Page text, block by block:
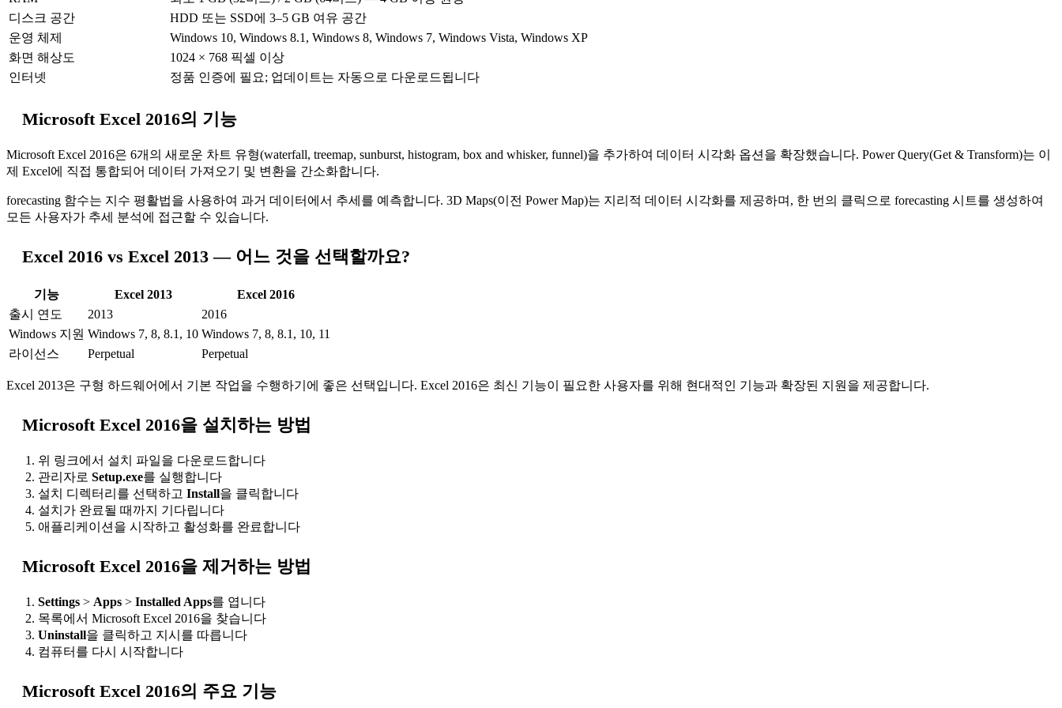
디스크 공간
HDD 또는 SSD에 3–5 GB 여유 공간
운영 체제
Windows 10, Windows 8.1, Windows 8, Windows 7, Windows Vista, Windows XP
화면 해상도
1024 × 768 픽셀 이상
인터넷
정품 인증에 필요; 업데이트는 자동으로 다운로드됩니다
Microsoft Excel 2016의 기능
Microsoft Excel 2016은 6개의 새로운 차트 유형(waterfall, treemap, sunburst, histogram, box and whisker, funnel)을 추가하여 데이터 시각화 옵션을 확장했습니다. Power Query(Get & Transform)는 이
제 Excel에 직접 통합되어 데이터 가져오기 및 변환을 간소화합니다.
forecasting 함수는 지수 평활법을 사용하여 과거 데이터에서 추세를 예측합니다. 3D Maps(이전 Power Map)는 지리적 데이터 시각화를 제공하며, 한 번의 클릭으로 forecasting 시트를 생성하여
모든 사용자가 추세 분석에 접근할 수 있습니다.
Excel 2016 vs Excel 2013 — 어느 것을 선택할까요?
기능 Excel 2013
Excel 2016
출시 연도
2013
2016
Windows 지원 Windows 7, 8, 8.1, 10 Windows 7, 8, 8.1, 10, 11
라이선스
Perpetual Perpetual
Excel 2013은 구형 하드웨어에서 기본 작업을 수행하기에 좋은 선택입니다. Excel 2016은 최신 기능이 필요한 사용자를 위해 현대적인 기능과 확장된 지원을 제공합니다.
Microsoft Excel 2016을 설치하는 방법
위 링크에서 설치 파일을 다운로드합니다
관리자로 Setup.exe를 실행합니다
설치 디렉터리를 선택하고 Install을 클릭합니다
설치가 완료될 때까지 기다립니다
애플리케이션을 시작하고 활성화를 완료합니다
Microsoft Excel 2016을 제거하는 방법
Settings > Apps > Installed Apps를 엽니다
목록에서 Microsoft Excel 2016을 찾습니다
Uninstall을 클릭하고 지시를 따릅니다
컴퓨터를 다시 시작합니다
Microsoft Excel 2016의 주요 기능